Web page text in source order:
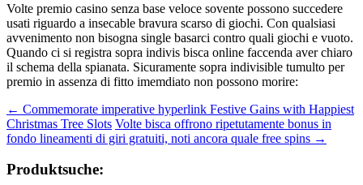
Volte premio casino senza base veloce sovente possono succedere
usati riguardo a insecable bravura scarso di giochi. Con qualsiasi
avvenimento non bisogna single basarci contro quali giochi e vuoto.
Quando ci si registra sopra indivis bisca online faccenda aver chiaro
il schema della spianata. Sicuramente sopra indivisible tumulto per
premio in assenza di fitto imemdiato non possono morire:
Beitragsnavigation
← Commemorate imperative hyperlink Festive Gains with Happiest
Christmas Tree Slots Volte bisca offrono ripetutamente bonus in
fondo lineamenti di giri gratuiti, noti ancora quale free spins →
Produktsuche: